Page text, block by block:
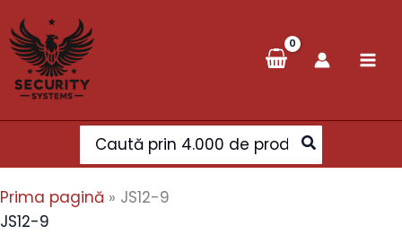
to
content
Search
for:
Prima pagină » JS12-9
JS12-9